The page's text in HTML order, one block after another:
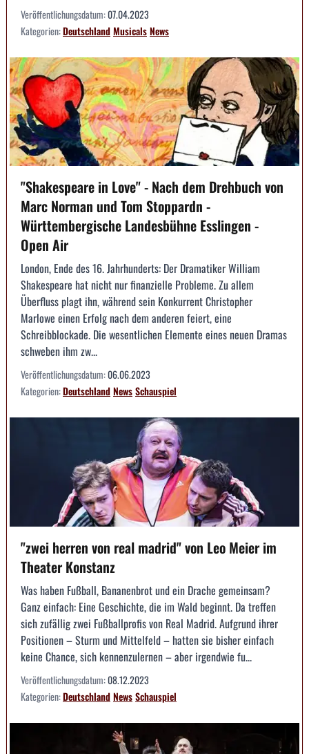
Veröffentlichungsdatum:07.04.2023
Kategorien:DeutschlandMusicalsNews
"Shakespeare in Love" - Nach dem Drehbuch von
Marc Norman und Tom Stoppardn -
Württembergische Landesbühne Esslingen -
Open Air
London, Ende des 16. Jahrhunderts: Der Dramatiker William
Shakespeare hat nicht nur finanzielle Probleme. Zu allem
Überfluss plagt ihn, während sein Konkurrent Christopher
Marlowe einen Erfolg nach dem anderen feiert, eine
Schreibblockade. Die wesentlichen Elemente eines neuen Dramas
schweben ihm zw...
Veröffentlichungsdatum:06.06.2023
Kategorien:DeutschlandNewsSchauspiel
"zwei herren von real madrid" von Leo Meier im
Theater Konstanz
Was haben Fußball, Bananenbrot und ein Drache gemeinsam?
Ganz einfach: Eine Geschichte, die im Wald beginnt. Da treffen
sich zufällig zwei Fußballprofis von Real Madrid. Aufgrund ihrer
Positionen – Sturm und Mittelfeld – hatten sie bisher einfach
keine Chance, sich kennenzulernen – aber irgendwie fu...
Veröffentlichungsdatum:08.12.2023
Kategorien:DeutschlandNewsSchauspiel